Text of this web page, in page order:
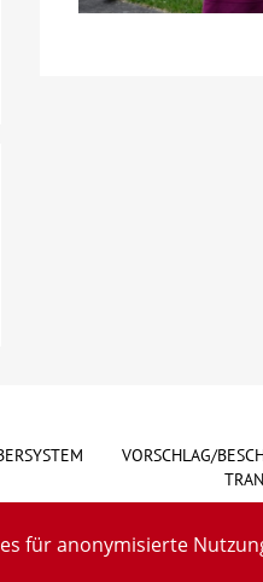
für anonymisierte
VORSCHLAG/